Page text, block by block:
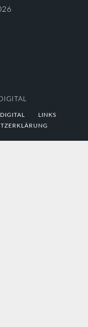
LINKS